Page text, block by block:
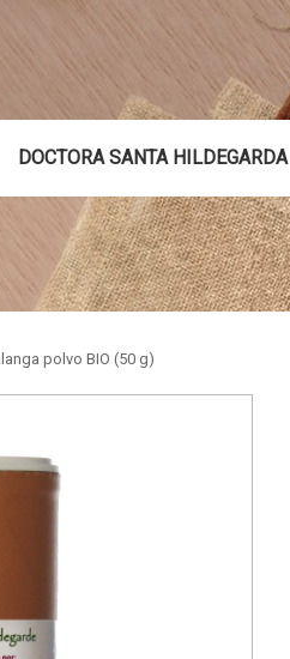
DOCTORA SANTA HILDEGARDA
polvo BIO (50 g)